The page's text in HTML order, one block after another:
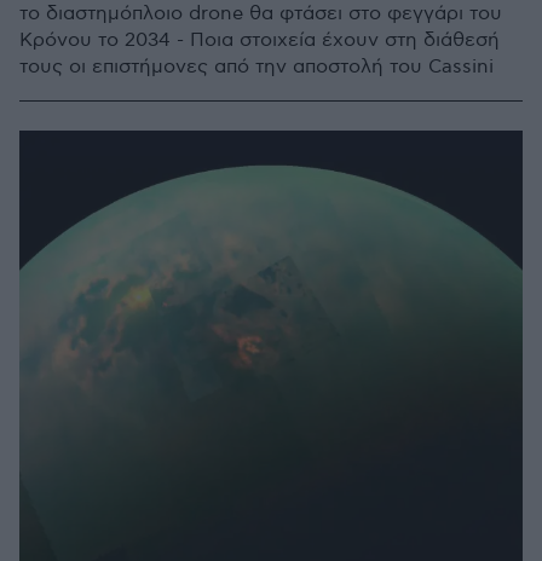
το διαστημόπλοιο drone θα φτάσει στο φεγγάρι του
Κρόνου το 2034 - Ποια στοιχεία έχουν στη διάθεσή
τους οι επιστήμονες από την αποστολή του Cassini